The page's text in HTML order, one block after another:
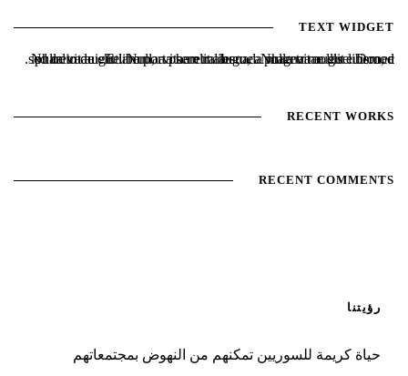
TEXT WIDGET
Nulla vitae elit libero, a pharetra augue. Nulla vitae elit libero, a pharetra augue. Nulla vitae elit libero, a pharetra augue. Donec sed odio dui. Etiam porta sem malesuada magna mollis euismod.
RECENT WORKS
RECENT COMMENTS
رؤيتنا
حياة كريمة للسوريين تمكنهم من النهوض بمجتمعاتهم